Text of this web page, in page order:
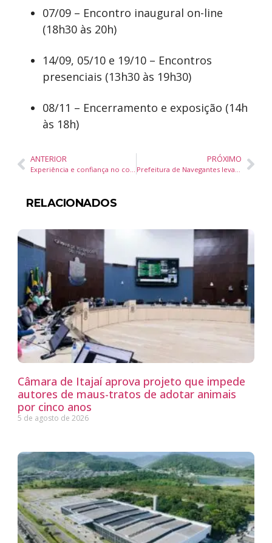
07/09 – Encontro inaugural on-line
(18h30 às 20h)
14/09, 05/10 e 19/10 – Encontros
presenciais (13h30 às 19h30)
08/11 – Encerramento e exposição (14h
às 18h)
ANTERIOR
Experiência e confiança no corretor são apontados como decisivos na hora de comprar um imóvel
PRÓXIMO
Prefeitura de Navegantes leva serviços de cidadania, saúde e meio ambiente ao bairro Porto Escalvado neste sábado
RELACIONADOS
Câmara de Itajaí aprova projeto que impede
autores de maus-tratos de adotar animais
por cinco anos
5 de agosto de 2026